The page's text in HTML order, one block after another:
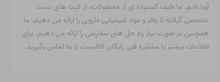
آورده‌ایم. ما طیف گسترده ای از محصولات، از کیت های تست
تخصصی گرفته تا بافر و مواد شیمیایی دارویی را ارائه می دهیم. ما
همچنین در صورت نیاز راه حل های سفارشی را ارائه می دهیم. برای
اطلاعات بیشتر یا مشاوره فنی رایگان کافیست با ما تماس بگیرید.